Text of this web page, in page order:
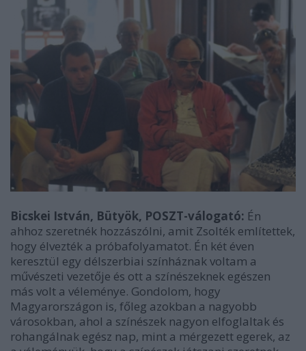
Bicskei István, Bütyök, POSZT-válogató: Én
ahhoz szeretnék hozzászólni, amit Zsolték említettek,
hogy élvezték a próbafolyamatot. Én két éven
keresztül egy délszerbiai színháznak voltam a
művészeti vezetője és ott a színészeknek egészen
más volt a véleménye. Gondolom, hogy
Magyarországon is, főleg azokban a nagyobb
városokban, ahol a színészek nagyon elfoglaltak és
rohangálnak egész nap, mint a mérgezett egerek, az